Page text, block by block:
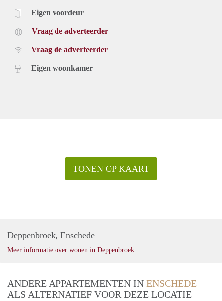
Eigen voordeur
Vraag de adverteerder
Vraag de adverteerder
Eigen woonkamer
TONEN OP KAART
Deppenbroek, Enschede
Meer informatie over wonen in Deppenbroek
ANDERE APPARTEMENTEN IN ENSCHEDE
ALS ALTERNATIEF VOOR DEZE LOCATIE